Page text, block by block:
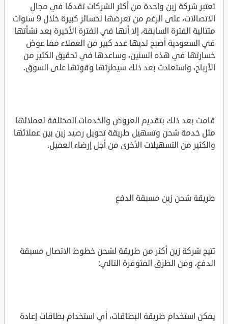
تعتبر شركة زين واحدة من أكثر الشركات تقدمًا في مجال
الاتصالات، على الرغم من تعرضها لخسائر كبيرة خلال 9 سنوات
متتالية الفترة السابقة، إلا أنها في الفترة الأخيرة بعد نشأتها
في السعودية أصبح لديها عدد كبير من العملاء مما عوض
خسارتها في هذه السنين، وساعدها في تحقيق الكثير من
الأرباح، واستعادت بعد ذلك سيطرتها وقوتها على السوق.
قامت بعد ذلك بتقديم العروض والخدمات المختلفة لعملائها
مثل خدمة شحن وتسهيل طريقة تحويل رصيد زين بين عملائها
والكثير من التسهيلات الأخرى من أجل إرضاء العميل.
طريقة شحن زين مسبقة الدفع
تتيح شركة زين أكثر من طريقة لشحن خطوط الاتصال مسبقة
الدفع، ومن الطرق المتوفرة التالي:
يمكن استخدام طريقة البطاقات، أي استخدام بطاقات إعادة